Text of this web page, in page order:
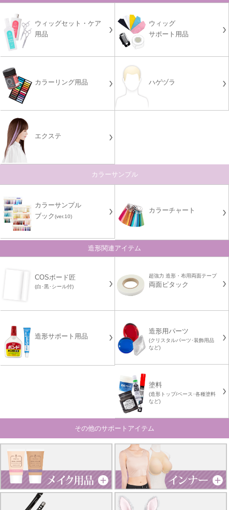
ウィッグセット・ケア
用品
ウィッグ
サポート用品
カラーリング用品 ハゲヅラ
エクステ
カラーサンプル
カラーサンプル
ブック(ver.10)
カラーチャート
造形関連アイテム
COSボード匠
(白･黒･シール付)
超強力 造形・布用両面テープ
両面ピタック
造形サポート用品
造形用パーツ
(クリスタルパーツ･装飾用品
など)
塗料
(造形トップ/ベース･各種塗料
など)
その他のサポートアイテム